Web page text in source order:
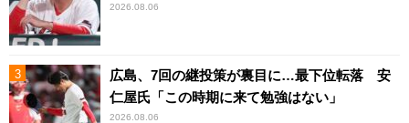
2026.08.06
広島、7回の継投策が裏目に…最下位転落 安
仁屋氏「この時期に来て勉強はない」
2026.08.06